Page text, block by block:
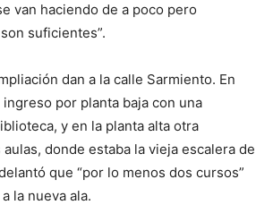
van haciendo de a poco pero
suficientes”.
dan a la calle Sarmiento. En
por planta baja con una
y en la planta alta otra
donde estaba la vieja escalera de
que “por lo menos dos cursos”
a la nueva ala.